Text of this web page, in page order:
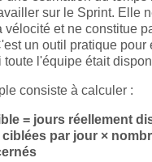
sur le Sprint. Elle
vélocité et ne constitue
un outil pratique pour
toute l'équipe était
consiste à calculer :
= jours réellement
par jour ×